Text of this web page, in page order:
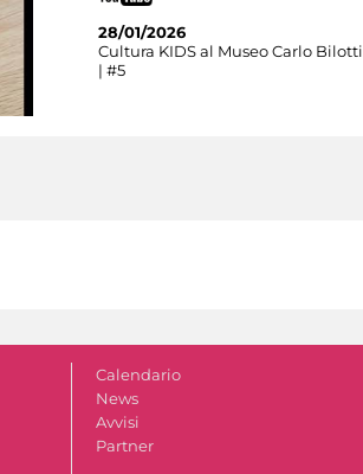
28/01/2026
Cultura KIDS al Museo Carlo Bilotti
| #5
Calendario
News
Avvisi
Partner